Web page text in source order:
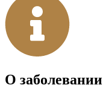
О заболевании